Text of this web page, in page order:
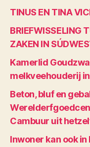
TINUS EN TINA
BRIEFWISSELING
ZAKEN IN
Kamerlid
melkveehouderij
Beton, bluf en
Cambuur uit
Inwoner kan ook